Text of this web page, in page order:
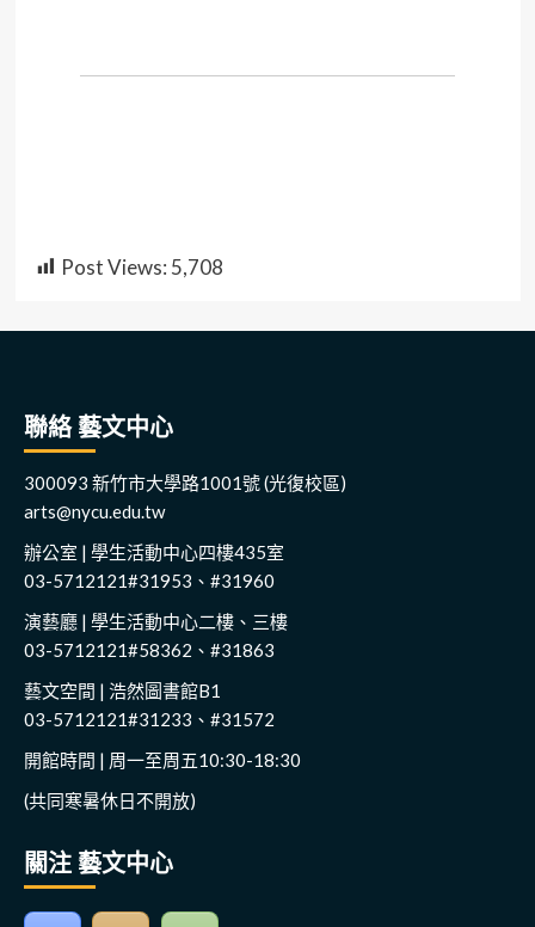
Post Views: 5,708
聯絡 藝文中心
300093 新竹市大學路1001號 (光復校區)
arts@nycu.edu.tw
辦公室 | 學生活動中心四樓435室
03-5712121#31953、#31960
演藝廳 | 學生活動中心二樓、三樓
03-5712121#58362、#31863
藝文空間 | 浩然圖書館B1
03-5712121#31233、#31572
開館時間 | 周一至周五10:30-18:30
(共同寒暑休日不開放)
關注 藝文中心